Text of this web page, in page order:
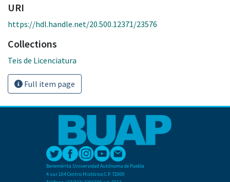
URI
https://hdl.handle.net/20.500.12371/23576
Collections
Teis de Licenciatura
Full item page
Benemérita Universidad Autónoma de Puebla
4 sur 104 Centro Histórico C.P. 72000